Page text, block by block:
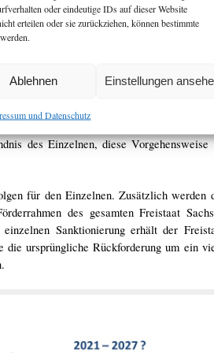
oder eindeutige IDs auf dieser Website
erteilen oder sie zurückziehen, können bestimmte
Ablehnen Einstellungen
und Datenschutz
Für die Errichtung einer mit EU-
eines detaillierten Finanzplanes, welcher
ist. Ergeben sich im
werden dem Landwirt bei Abrechnung
für das hinzugekommene Bauteil
ist, der Antragsteller
des Einzelnen, diese Vorgehensweise
für den Einzelnen. Zusätzlich werden
des gesamten Freistaat
Sanktionierung erhält der
die ursprüngliche Rückforderung um ein